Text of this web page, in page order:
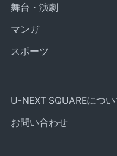
舞台・演劇
マンガ
スポーツ
U-NEXT SQUAREについ
お問い合わせ